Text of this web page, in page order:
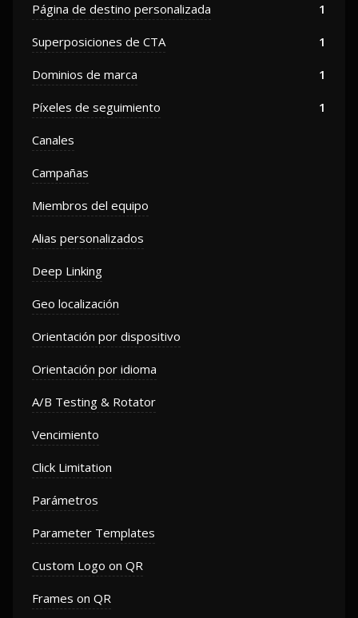
Página de destino personalizada 1
Superposiciones de CTA 1
Dominios de marca 1
Píxeles de seguimiento 1
Canales
Campañas
Miembros del equipo
Alias ​​personalizados
Deep Linking
Geo localización
Orientación por dispositivo
Orientación por idioma
A/B Testing & Rotator
Vencimiento
Click Limitation
Parámetros
Parameter Templates
Custom Logo on QR
Frames on QR